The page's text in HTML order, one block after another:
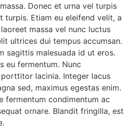
Donec et urna vel turpis
turpis. Etiam eu eleifend velit, a
massa vel nunc luctus
ultrices dui tempus accumsan.
sagittis malesuada id ut eros.
eu fermentum. Nunc
lacinia. Integer lacus
sed, maximus egestas enim.
fermentum condimentum ac
ornare. Blandit fringilla, est